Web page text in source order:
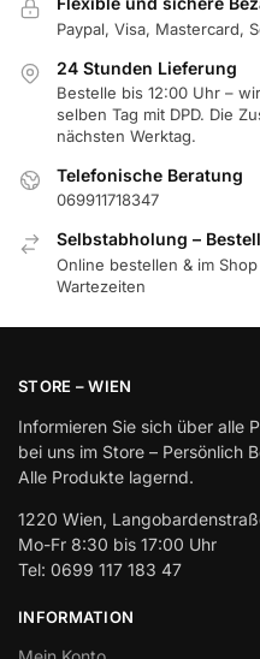
Paypal, Visa, Mastercard,
24 Stunden Lieferung
Bestelle bis 12:00 Uhr –
selben Tag mit DPD. Die
nächsten Werktag.
Telefonische Beratung
069911718347
Selbstabholung –
Online bestellen & im
Wartezeiten
STORE – WIEN
Informieren Sie sich über alle
bei uns im Store – Persönlich
Alle Produkte lagernd.
1220 Wien,
Mo-Fr 8:30 bis 17:00 Uhr
Tel: 0699 117 183 47
INFORMATION